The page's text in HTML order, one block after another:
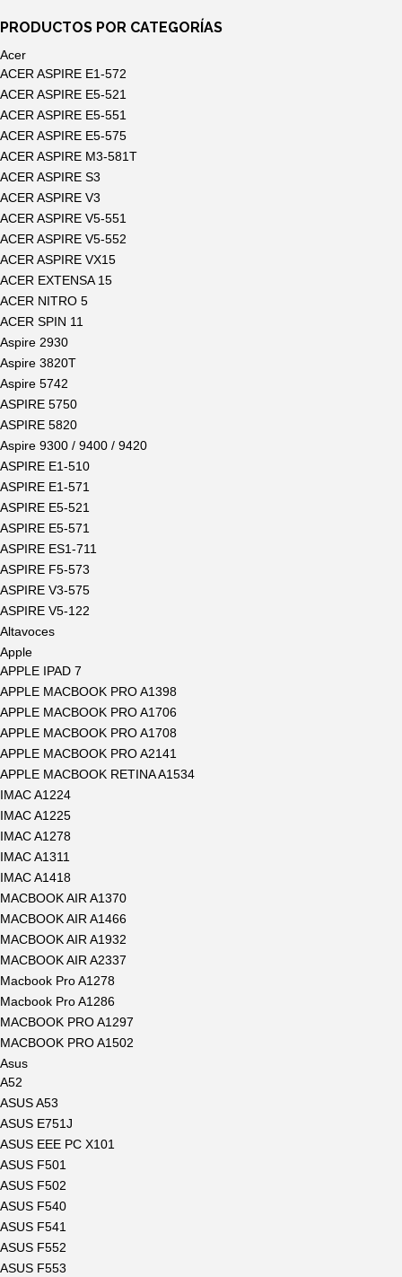
PRODUCTOS POR CATEGORÍAS
Acer
ACER ASPIRE E1-572
ACER ASPIRE E5-521
ACER ASPIRE E5-551
ACER ASPIRE E5-575
ACER ASPIRE M3-581T
ACER ASPIRE S3
ACER ASPIRE V3
ACER ASPIRE V5-551
ACER ASPIRE V5-552
ACER ASPIRE VX15
ACER EXTENSA 15
ACER NITRO 5
ACER SPIN 11
Aspire 2930
Aspire 3820T
Aspire 5742
ASPIRE 5750
ASPIRE 5820
Aspire 9300 / 9400 / 9420
ASPIRE E1-510
ASPIRE E1-571
ASPIRE E5-521
ASPIRE E5-571
ASPIRE ES1-711
ASPIRE F5-573
ASPIRE V3-575
ASPIRE V5-122
Altavoces
Apple
APPLE IPAD 7
APPLE MACBOOK PRO A1398
APPLE MACBOOK PRO A1706
APPLE MACBOOK PRO A1708
APPLE MACBOOK PRO A2141
APPLE MACBOOK RETINA A1534
IMAC A1224
IMAC A1225
IMAC A1278
IMAC A1311
IMAC A1418
MACBOOK AIR A1370
MACBOOK AIR A1466
MACBOOK AIR A1932
MACBOOK AIR A2337
Macbook Pro A1278
Macbook Pro A1286
MACBOOK PRO A1297
MACBOOK PRO A1502
Asus
A52
ASUS A53
ASUS E751J
ASUS EEE PC X101
ASUS F501
ASUS F502
ASUS F540
ASUS F541
ASUS F552
ASUS F553